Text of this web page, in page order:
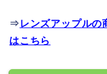
⇒ レンズアップルの
はこちら